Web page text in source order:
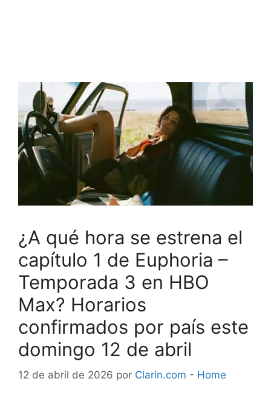
¿A qué hora se estrena el
capítulo 1 de Euphoria –
Temporada 3 en HBO
Max? Horarios
confirmados por país este
domingo 12 de abril
12 de abril de 2026 por Clarin.com - Home